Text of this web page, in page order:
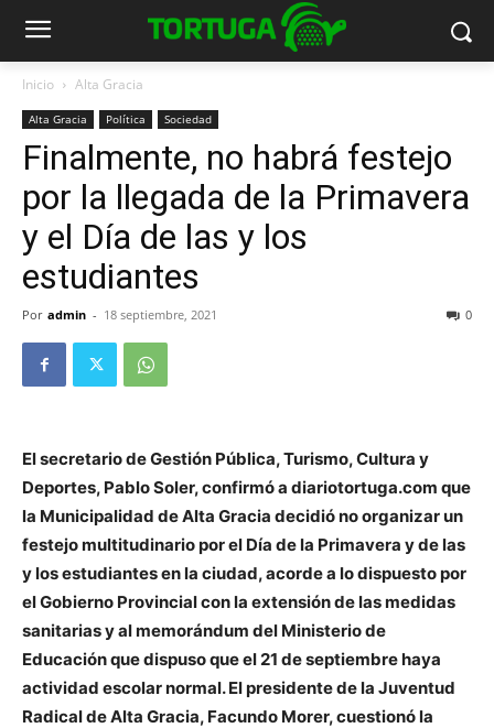
Inicio Alta Gracia
Alta Gracia Política Sociedad
Finalmente, no habrá festejo
por la llegada de la Primavera
y el Día de las y los
estudiantes
Por admin - 18 septiembre, 2021 0
El secretario de Gestión Pública, Turismo, Cultura y
Deportes, Pablo Soler, confirmó a diariotortuga.com que
la Municipalidad de Alta Gracia decidió no organizar un
festejo multitudinario por el Día de la Primavera y de las
y los estudiantes en la ciudad, acorde a lo dispuesto por
el Gobierno Provincial con la extensión de las medidas
sanitarias y al memorándum del Ministerio de
Educación que dispuso que el 21 de septiembre haya
actividad escolar normal. El presidente de la Juventud
Radical de Alta Gracia, Facundo Morer, cuestionó la